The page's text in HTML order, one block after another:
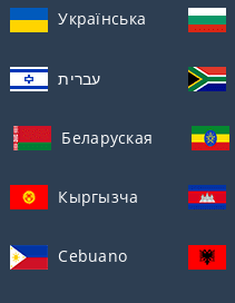
Українська
עברית
Беларуская
Кыргызча
Cebuano